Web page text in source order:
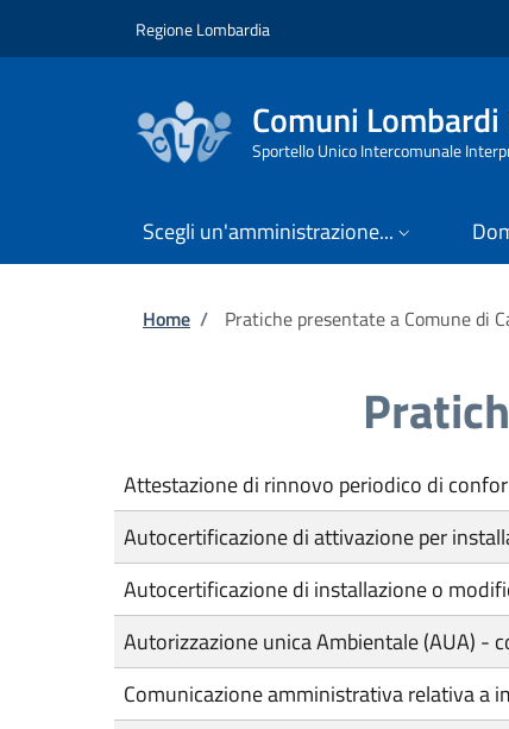
Regione Lombardia
Comuni
Sportello Unico Intercomunale
Scegli un'amministrazione...
Briciole di pane
Home / Pratiche presentate a Comune di
Attestazione di rinnovo periodico di
Autocertificazione di attivazione per
Autocertificazione di installazione o
Autorizzazione unica Ambientale (AUA) -
Comunicazione amministrativa relativa a